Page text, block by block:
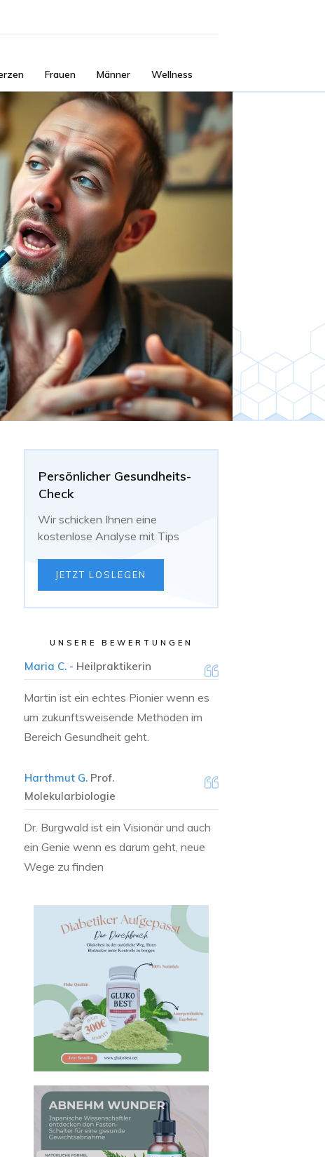
Frauen Männer Wellness
Persönlicher Gesundheits-
Check
Wir schicken Ihnen eine
kostenlose Analyse mit Tips
JETZT LOSLEGEN
UNSERE BEWERTUNGEN
Maria C. - Heilpraktikerin
Martin ist ein echtes Pionier wenn es
um zukunftsweisende Methoden im
Bereich Gesundheit geht.
Harthmut G. Prof.
Molekularbiologie
Dr. Burgwald ist ein Visionär und auch
ein Genie wenn es darum geht, neue
Wege zu finden